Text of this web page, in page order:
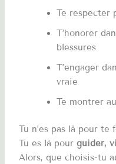
Te respecter
T’honorer
blessures
T’engager
vraie
Te montrer
Tu n’es pas là pour te
Tu es là pourguider,
Alors, que choisis-tu